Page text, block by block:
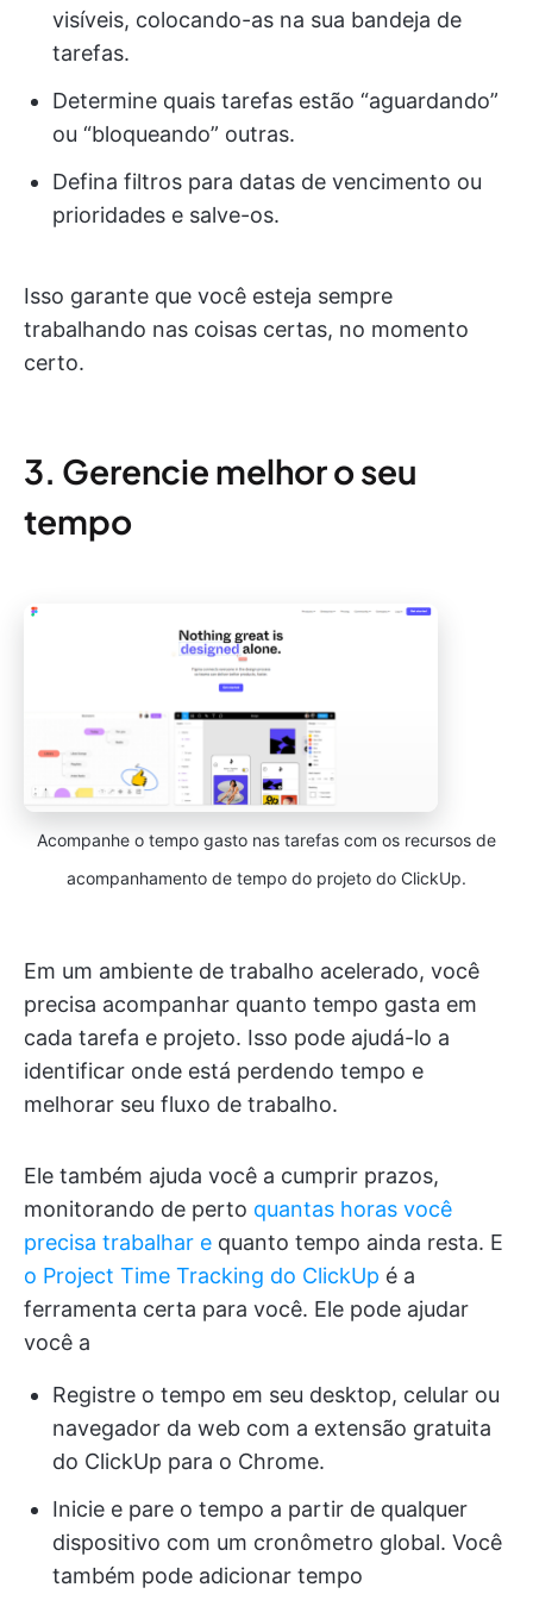
visíveis, colocando-as na sua bandeja de
tarefas.
Determine quais tarefas estão “aguardando”
ou “bloqueando” outras.
Defina filtros para datas de vencimento ou
prioridades e salve-os.
Isso garante que você esteja sempre
trabalhando nas coisas certas, no momento
certo.
3. Gerencie melhor o seu
tempo
Acompanhe o tempo gasto nas tarefas com os recursos de
acompanhamento de tempo do projeto do ClickUp.
Em um ambiente de trabalho acelerado, você
precisa acompanhar quanto tempo gasta em
cada tarefa e projeto. Isso pode ajudá-lo a
identificar onde está perdendo tempo e
melhorar seu fluxo de trabalho.
Ele também ajuda você a cumprir prazos,
monitorando de perto quantas horas você
precisa trabalhar e quanto tempo ainda resta. E
o Project Time Tracking do ClickUp é a
ferramenta certa para você. Ele pode ajudar
você a
Registre o tempo em seu desktop, celular ou
navegador da web com a extensão gratuita
do ClickUp para o Chrome.
Inicie e pare o tempo a partir de qualquer
dispositivo com um cronômetro global. Você
também pode adicionar tempo